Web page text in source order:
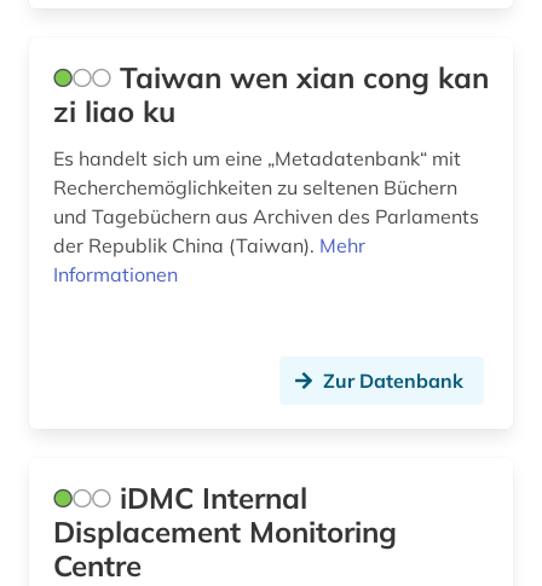
Taiwan wen xian cong kan
zi liao ku
Es handelt sich um eine „Metadatenbank“ mit
Recherchemöglichkeiten zu seltenen Büchern
und Tagebüchern aus Archiven des Parlaments
der Republik China (Taiwan). Mehr
Informationen
Zur Datenbank
iDMC Internal
Displacement Monitoring
Centre